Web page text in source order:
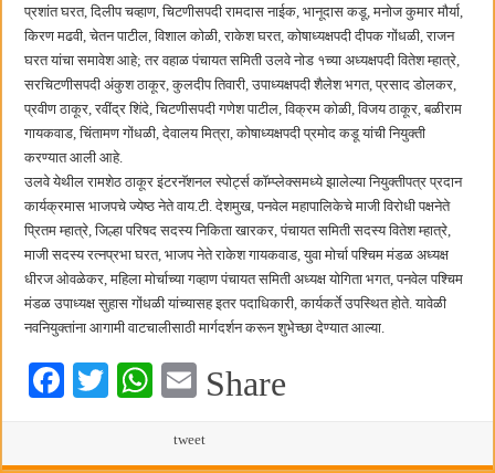
प्रशांत घरत, दिलीप चव्हाण, चिटणीसपदी रामदास नाईक, भानूदास कडू, मनोज कुमार मौर्या,
किरण मढवी, चेतन पाटील, विशाल कोळी, राकेश घरत, कोषाध्यक्षपदी दीपक गोंधळी, राजन
घरत यांचा समावेश आहे; तर वहाळ पंचायत समिती उलवे नोड १च्या अध्यक्षपदी वितेश म्हात्रे,
सरचिटणीसपदी अंकुश ठाकूर, कुलदीप तिवारी, उपाध्यक्षपदी शैलेश भगत, प्रसाद डोलकर,
प्रवीण ठाकूर, रवींद्र शिंदे, चिटणीसपदी गणेश पाटील, विक्रम कोळी, विजय ठाकूर, बळीराम
गायकवाड, चिंतामण गोंधळी, देवालय मित्रा, कोषाध्यक्षपदी प्रमोद कडू यांची नियुक्ती
करण्यात आली आहे.
उलवे येथील रामशेठ ठाकूर इंटरनॅशनल स्पोर्ट्स कॉम्प्लेक्समध्ये झालेल्या नियुक्तीपत्र प्रदान
कार्यक्रमास भाजपचे ज्येष्ठ नेते वाय.टी. देशमुख, पनवेल महापालिकेचे माजी विरोधी पक्षनेते
प्रितम म्हात्रे, जिल्हा परिषद सदस्य निकिता खारकर, पंचायत समिती सदस्य वितेश म्हात्रे,
माजी सदस्य रत्नप्रभा घरत, भाजप नेते राकेश गायकवाड, युवा मोर्चा पश्चिम मंडळ अध्यक्ष
धीरज ओवळेकर, महिला मोर्चाच्या गव्हाण पंचायत समिती अध्यक्ष योगिता भगत, पनवेल पश्चिम
मंडळ उपाध्यक्ष सुहास गोंधळी यांच्यासह इतर पदाधिकारी, कार्यकर्ते उपस्थित होते. यावेळी
नवनियुक्तांना आगामी वाटचालीसाठी मार्गदर्शन करून शुभेच्छा देण्यात आल्या.
Fa T
W
ts
E
ail
Share
tweet